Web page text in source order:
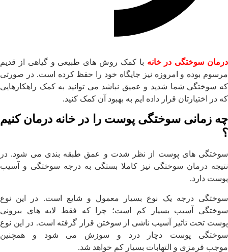
درمان سوختگی در خانه با کمک روش های طبیعی و گیاهی از قدیم
مرسوم بوده و امروزه نیز جایگاه خود را حفظ کرده است. در صورتی
که سوختگی شما شدید و عمیق نباشد می توانید به کمک راهکارهایی
که در اختیارتان قرار داده ایم به بهبود آن کمک کنید.
چه زمانی سوختگی پوست را در خانه درمان کنیم
؟
سوختگی های پوست از نظر شدت و عمق طبقه بندی می شود. در
نتیجه درمان سوختگی نیز کاملا بستگی به درجه سوختگی و آسیب
پوست دارد.
سوختگی درجه یک نوع بسیار معمول و شایع است. در این نوع
سوختگی آسیب بسیار کم است؛ چرا که فقط لایه های بیرونی
پوست تحت تاثیر آسیب ناشی از سوختن قرار گرفته است. در این نوع
سوختگی پوست دچار درد و سوزش می شود و همچنین
موجب قرمزی و التهابات بسیار کم خواهد شد.